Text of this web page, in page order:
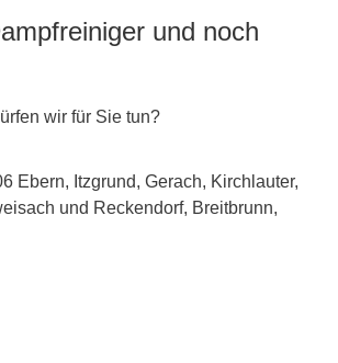
und noch
wir für Sie tun?